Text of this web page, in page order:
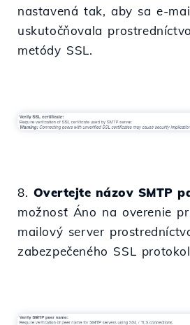
nastavená tak, aby sa e-
uskutočňovala
metódy SSL.
8. Overtejte názov SMTP
možnosť Áno na overenie
mailový server
zabezpečeného SSL